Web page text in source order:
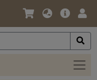
Lingua
Valuta
Offerta